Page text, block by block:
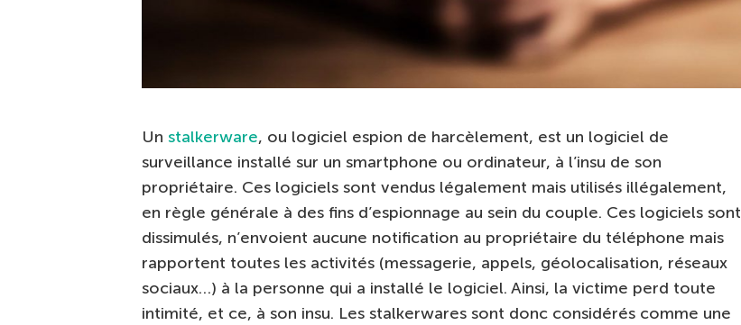
Un stalkerware, ou logiciel espion de harcèlement, est un logiciel de
surveillance installé sur un smartphone ou ordinateur, à l’insu de son
propriétaire. Ces logiciels sont vendus légalement mais utilisés illégalement,
en règle générale à des fins d’espionnage au sein du couple. Ces logiciels sont
dissimulés, n’envoient aucune notification au propriétaire du téléphone mais
rapportent toutes les activités (messagerie, appels, géolocalisation, réseaux
sociaux…) à la personne qui a installé le logiciel. Ainsi, la victime perd toute
intimité, et ce, à son insu. Les stalkerwares sont donc considérés comme une